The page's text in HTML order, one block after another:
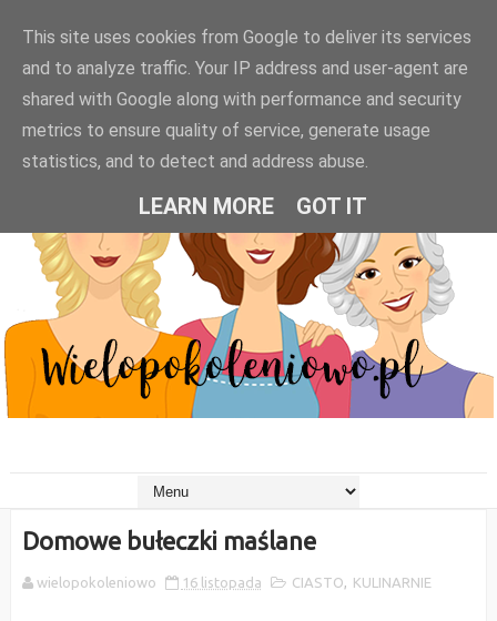
Domowe bułeczki maślane
wielopokoleniowo 16 listopada CIASTO, KULINARNIE
This site uses cookies from Google to deliver its services
and to analyze traffic. Your IP address and user-agent are
shared with Google along with performance and security
metrics to ensure quality of service, generate usage
statistics, and to detect and address abuse.
LEARN MORE GOT IT